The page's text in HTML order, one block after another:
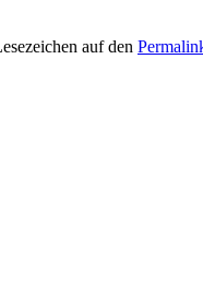
auf den